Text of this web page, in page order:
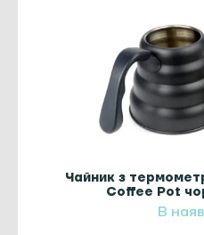
Чайник з
Coffee Pot
В